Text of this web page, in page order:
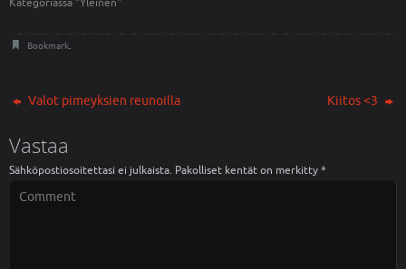
u
e
s
k
a
s
s
)
u
i
k
s
Bookmark.
Valot pimeyksien reunoilla Kiitos <3
Vastaa
Sähköpostiosoitettasi ei julkaista. Pakolliset kentät on merkitty*